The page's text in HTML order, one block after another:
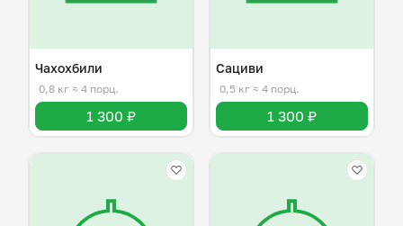
Чахохбили
0,8 кг ≈ 4 порц.
1 300 ₽
Сациви
0,5 кг ≈ 4 порц.
1 300 ₽